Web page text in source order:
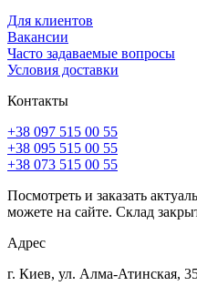
Для клиентов
Вакансии
Часто задаваемые вопросы
Условия доставки
Контакты
+38 097 515 00 55
+38 095 515 00 55
+38 073 515 00 55
Посмотреть и заказать
можете на сайте. Склад
Адрес
г. Киев, ул. Алма-Атинская,